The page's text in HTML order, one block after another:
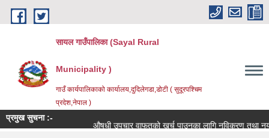
Skip to main content
सायल गाउँपालिका (Sayal Rural
Municipality )
गाउँ कार्यपालिकाको कार्यालय,दुदिलेगडा,डोटी ( सुदूरपश्चिम
प्रदेश,नेपाल )
प्रमुख सुचना :-
औषधी उपचार वाफतको खर्च पाउनका लागि नविकरण तथा नयाँ